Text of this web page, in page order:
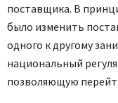
поставщика. В
было изменить
одного к другому
национальный
позволяющую